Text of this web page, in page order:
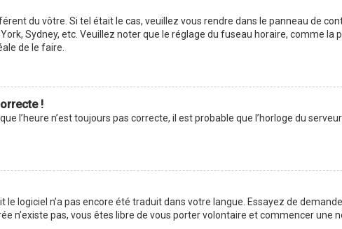
du vôtre. Si tel était le cas, veuillez vous rendre dans le panneau de
Sydney, etc. Veuillez noter que le réglage du fuseau horaire, comme la
de le faire.
!
l’heure n’est toujours pas correcte, il est probable que l’horloge du
logiciel n’a pas encore été traduit dans votre langue. Essayez de
n’existe pas, vous êtes libre de vous porter volontaire et commencer une